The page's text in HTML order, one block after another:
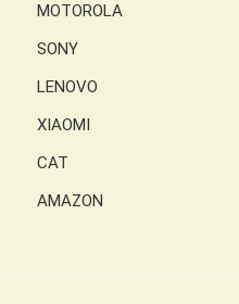
MOTOROLA
SONY
LENOVO
XIAOMI
CAT
AMAZON